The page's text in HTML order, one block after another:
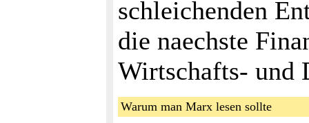
schleichenden
die naechste
Wirtschafts- und
Warum man Marx lesen sollte